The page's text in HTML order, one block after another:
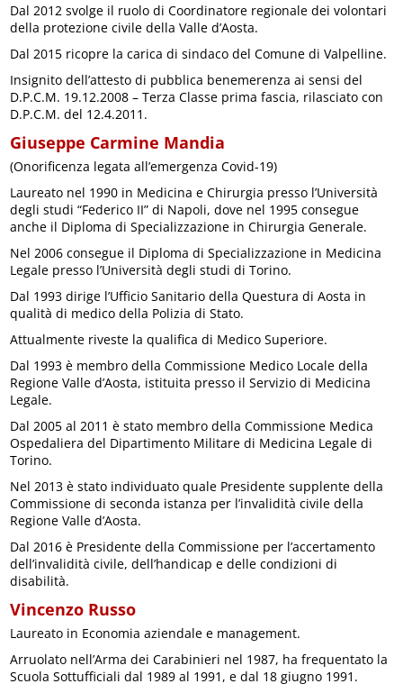
Dal 2012 svolge il ruolo di Coordinatore regionale dei volontari
della protezione civile della Valle d’Aosta.
Dal 2015 ricopre la carica di sindaco del Comune di Valpelline.
Insignito dell’attesto di pubblica benemerenza ai sensi del
D.P.C.M. 19.12.2008 – Terza Classe prima fascia, rilasciato con
D.P.C.M. del 12.4.2011.
Giuseppe Carmine Mandia
(Onorificenza legata all’emergenza Covid-19)
Laureato nel 1990 in Medicina e Chirurgia presso l’Università
degli studi “Federico II” di Napoli, dove nel 1995 consegue
anche il Diploma di Specializzazione in Chirurgia Generale.
Nel 2006 consegue il Diploma di Specializzazione in Medicina
Legale presso l’Università degli studi di Torino.
Dal 1993 dirige l’Ufficio Sanitario della Questura di Aosta in
qualità di medico della Polizia di Stato.
Attualmente riveste la qualifica di Medico Superiore.
Dal 1993 è membro della Commissione Medico Locale della
Regione Valle d’Aosta, istituita presso il Servizio di Medicina
Legale.
Dal 2005 al 2011 è stato membro della Commissione Medica
Ospedaliera del Dipartimento Militare di Medicina Legale di
Torino.
Nel 2013 è stato individuato quale Presidente supplente della
Commissione di seconda istanza per l’invalidità civile della
Regione Valle d’Aosta.
Dal 2016 è Presidente della Commissione per l’accertamento
dell’invalidità civile, dell’handicap e delle condizioni di
disabilità.
Vincenzo Russo
Laureato in Economia aziendale e management.
Arruolato nell’Arma dei Carabinieri nel 1987, ha frequentato la
Scuola Sottufficiali dal 1989 al 1991, e dal 18 giugno 1991.